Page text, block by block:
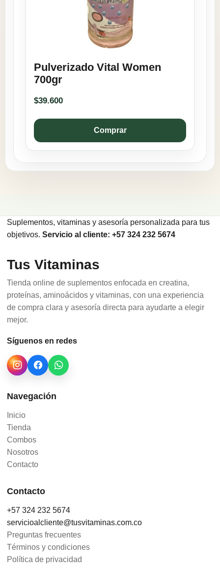
Pulverizado Vital Women
700gr
$39.600
Comprar
Suplementos, vitaminas y asesoría personalizada para tus
objetivos. Servicio al cliente: +57 324 232 5674
Tus Vitaminas
Tienda online de suplementos enfocada en creatina,
proteínas, aminoácidos y vitaminas, con una experiencia
de compra clara y asesoría directa para ayudarte a elegir
mejor.
Síguenos en redes
Navegación
Inicio
Tienda
Combos
Nosotros
Contacto
Contacto
+57 324 232 5674
servicioalcliente@tusvitaminas.com.co
Preguntas frecuentes
Términos y condiciones
Política de privacidad